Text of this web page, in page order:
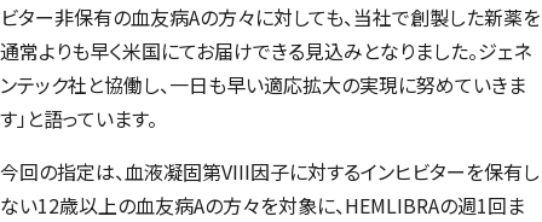
ビター非保有の血友病Aの方々に対しても、当社で創製した新薬を
通常よりも早く米国にてお届けできる見込みとなりました。ジェネ
ンテック社と協働し、一日も早い適応拡大の実現に努めていきま
す」と語っています。
今回の指定は、血液凝固第VIII因子に対するインヒビターを保有し
ない12歳以上の血友病Aの方々を対象に、HEMLIBRAの週1回ま